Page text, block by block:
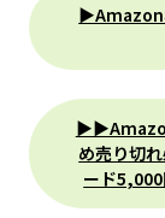
▶Amazon
め売り切
ード5,000